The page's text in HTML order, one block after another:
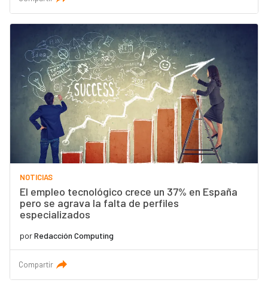
NOTICIAS
El empleo tecnológico crece un 37% en España
pero se agrava la falta de perfiles
especializados
porRedacción Computing
Compartir